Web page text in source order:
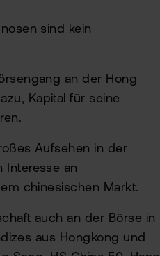
sind kein
an der Hong
Kapital für seine
Aufsehen in der
Interesse an
chinesischen Markt.
auch an der Börse in
aus Hongkong und